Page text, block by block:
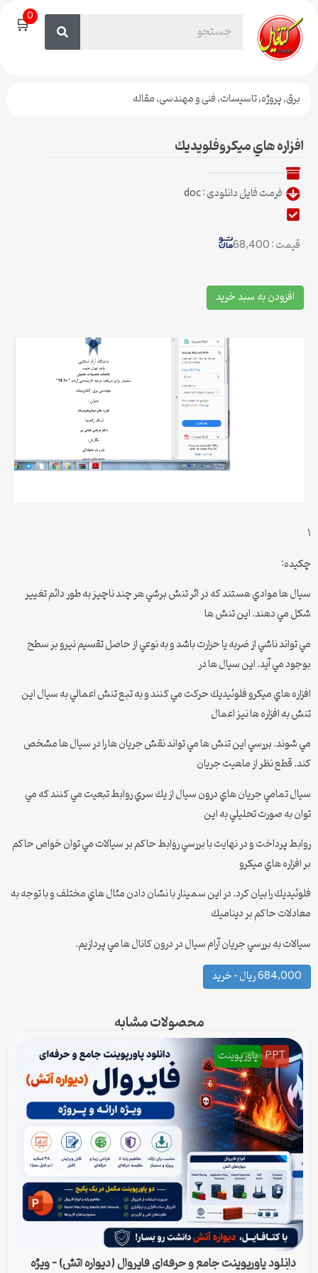
🛒0
برق,پروژه,تاسیسات,فنی و مهندسی,مقاله
افزاره هاي ميكروفلويديك
فرمت فایل دانلودی : doc
قیمت : 68,400
افزودن به سبد خرید
١
چكيده:
سيال ها موادي هستند كه در اثر تنش برشي هر چند ناچيز به طور دائم تغيير
شكل مي دهند. اين تنش ها
مي تواند ناشي از ضربه يا حرارت باشد و به نوعي از حاصل تقسيم نيرو بر سطح
بوجود مي آيد. اين سيال ها در
افزاره هاي ميكرو فلوئيديك حركت مي كنند و به تبع تنش اعمالي به سيال اين
تنش به افزاره ها نيز اعمال
مي شوند. بررسي اين تنش ها مي تواند نقش جريان ها را در سيال ها مشخص
كند. قطع نظر از ماهيت جريان
سيال تمامي جريان هاي درون سيال از يك سري روابط تبعيت مي كنند كه مي
توان به صورت تحليلي به اين
روابط پرداخت و در نهايت با بررسي روابط حاكم بر سيالات مي توان خواص حاكم
بر افزاره هاي ميكرو
فلوئيديك را بيان كرد. در اين سمينار با نشان دادن مثال هاي مختلف و با توجه به
معادلات حاكم بر ديناميك
سيالات به بررسي جريان آرام سيال در درون كانال ها مي پردازيم.
684,000 ریال – خرید
محصولات مشابه
PPT پاورپوینت
دانلود پاورپوینت جامع و حرفه‌ای فایروال (دیواره آتش) – ویژه